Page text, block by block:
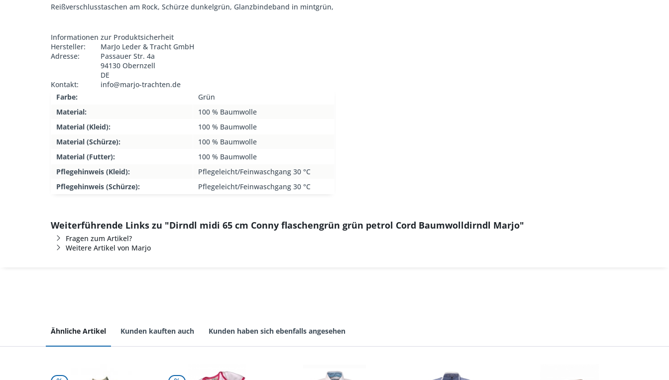
Reißverschlusstaschen am Rock, Schürze dunkelgrün, Glanzbindeband in mintgrün,
Informationen zur Produktsicherheit
Hersteller:
MarJo Leder & Tracht GmbH
Adresse:
Passauer Str. 4a
94130 Obernzell
DE
Kontakt:
info@marjo-trachten.de
Farbe:
Grün
Material:
100 % Baumwolle
Material (Kleid):
100 % Baumwolle
Material (Schürze):
100 % Baumwolle
Material (Futter):
100 % Baumwolle
Pflegehinweis (Kleid):
Pflegeleicht/Feinwaschgang 30 °C
Pflegehinweis (Schürze):
Pflegeleicht/Feinwaschgang 30 °C
Weiterführende Links zu "Dirndl midi 65 cm Conny flaschengrün grün petrol Cord Baumwolldirndl Marjo"
Fragen zum Artikel?
Weitere Artikel von Marjo
Ähnliche Artikel Kunden kauften auch Kunden haben sich ebenfalls angesehen